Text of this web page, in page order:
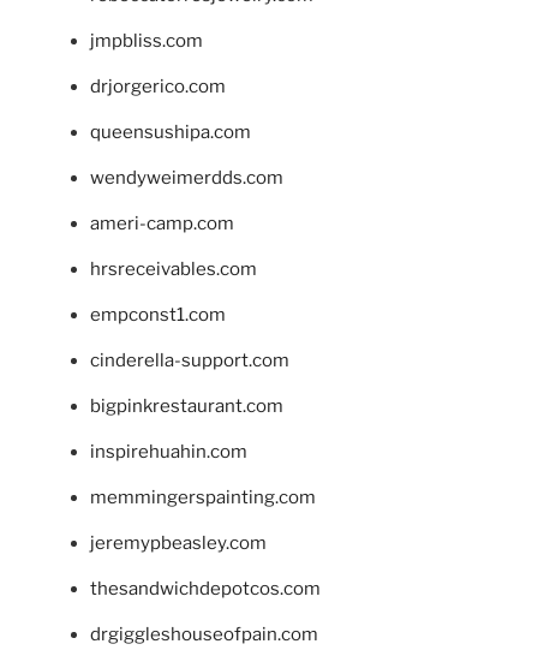
jmpbliss.com
drjorgerico.com
queensushipa.com
wendyweimerdds.com
ameri-camp.com
hrsreceivables.com
empconst1.com
cinderella-support.com
bigpinkrestaurant.com
inspirehuahin.com
memmingerspainting.com
jeremypbeasley.com
thesandwichdepotcos.com
drgiggleshouseofpain.com